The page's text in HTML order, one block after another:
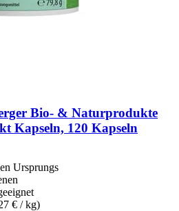
Bio- & Naturprodukte
Kapseln, 120 Kapseln
Ursprungs
€ / kg)